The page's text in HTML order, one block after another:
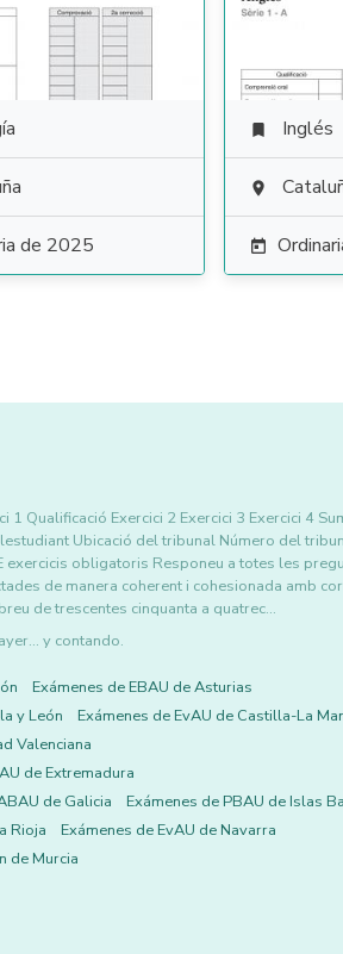
de 2025
 Inglés


Qualificació Exercici 2 Exercici 3 Exercici 4
Ubicació del tribunal Número del
exercicis obligatoris Responeu a totes les
de manera coherent i cohesionada amb
de trescentes cinquanta a quatrec…
y contando.
Exámenes de EBAU de Asturias
y León
Exámenes de EvAU de Castilla-La
Valenciana
de Extremadura
de Galicia
Exámenes de PBAU de Islas
Rioja
Exámenes de EvAU de Navarra
de Murcia